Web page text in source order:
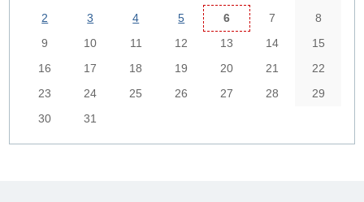
2
3 4 5 6 7
8
9
10 11 12 13 14
15
16
17 18 19 20 21
22
23
24 25 26 27 28
29
30
31